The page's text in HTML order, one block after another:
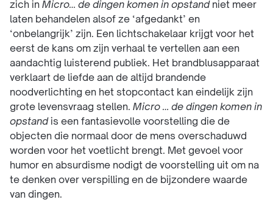
zich in Micro… de dingen komen in opstand niet meer
laten behandelen alsof ze ‘afgedankt’ en
‘onbelangrijk’ zijn. Een lichtschakelaar krijgt voor het
eerst de kans om zijn verhaal te vertellen aan een
aandachtig luisterend publiek. Het brandblusapparaat
verklaart de liefde aan de altijd brandende
noodverlichting en het stopcontact kan eindelijk zijn
grote levensvraag stellen. Micro … de dingen komen in
opstand is een fantasievolle voorstelling die de
objecten die normaal door de mens overschaduwd
worden voor het voetlicht brengt. Met gevoel voor
humor en absurdisme nodigt de voorstelling uit om na
te denken over verspilling en de bijzondere waarde
van dingen.